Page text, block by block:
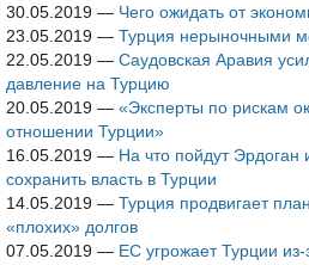
30.05.2019 — Чего ожидать от
23.05.2019 — Турция нерыночными
22.05.2019 — Саудовская Аравия
давление на Турцию
20.05.2019 — «Эксперты по рискам
отношении Турции»
16.05.2019 — На что пойдут Эрдоган
сохранить власть в Турции
14.05.2019 — Турция продвигает
«плохих» долгов
07.05.2019 — ЕС угрожает Турции